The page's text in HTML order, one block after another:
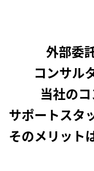
外部委
コンサル
当社のコ
サポートスタ
そのメリット